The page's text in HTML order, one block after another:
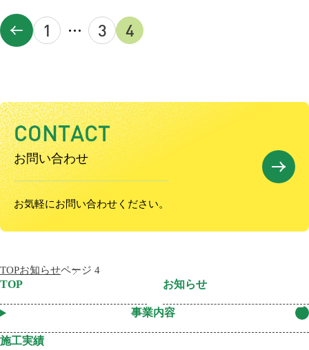
1 … 3 4
CONTACT
お問い合わせ
お気軽にお問い合わせください。
TOPお知らせページ 4
TOP お知らせ
事業内容
施工実績